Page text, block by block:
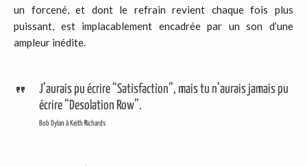
un forcené, et dont le refrain revient chaque fois plus
puissant, est implacablement encadrée par un son d’une
ampleur inédite.
J’aurais pu écrire “Satisfaction”, mais tu n’aurais jamais pu
écrire “Desolation Row”.
Bob Dylan à Keith Richards